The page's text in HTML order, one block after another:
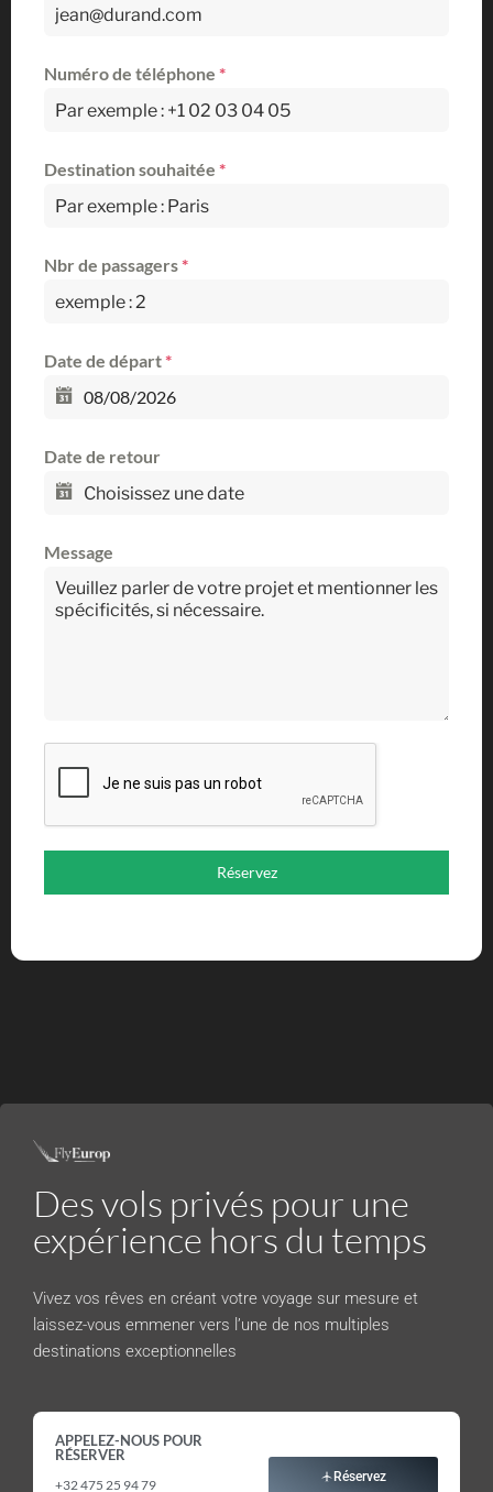
Numéro de téléphone *
Destination souhaitée *
Nbr de passagers*
Date de départ*
Date de retour
Message
Réservez
Des vols privés pour une
expérience hors du temps
Vivez vos rêves en créant votre voyage sur mesure et
laissez-vous emmener vers l’une de nos multiples
destinations exceptionnelles
APPELEZ-NOUS POUR
RÉSERVER
+32 475 25 94 79 Réservez